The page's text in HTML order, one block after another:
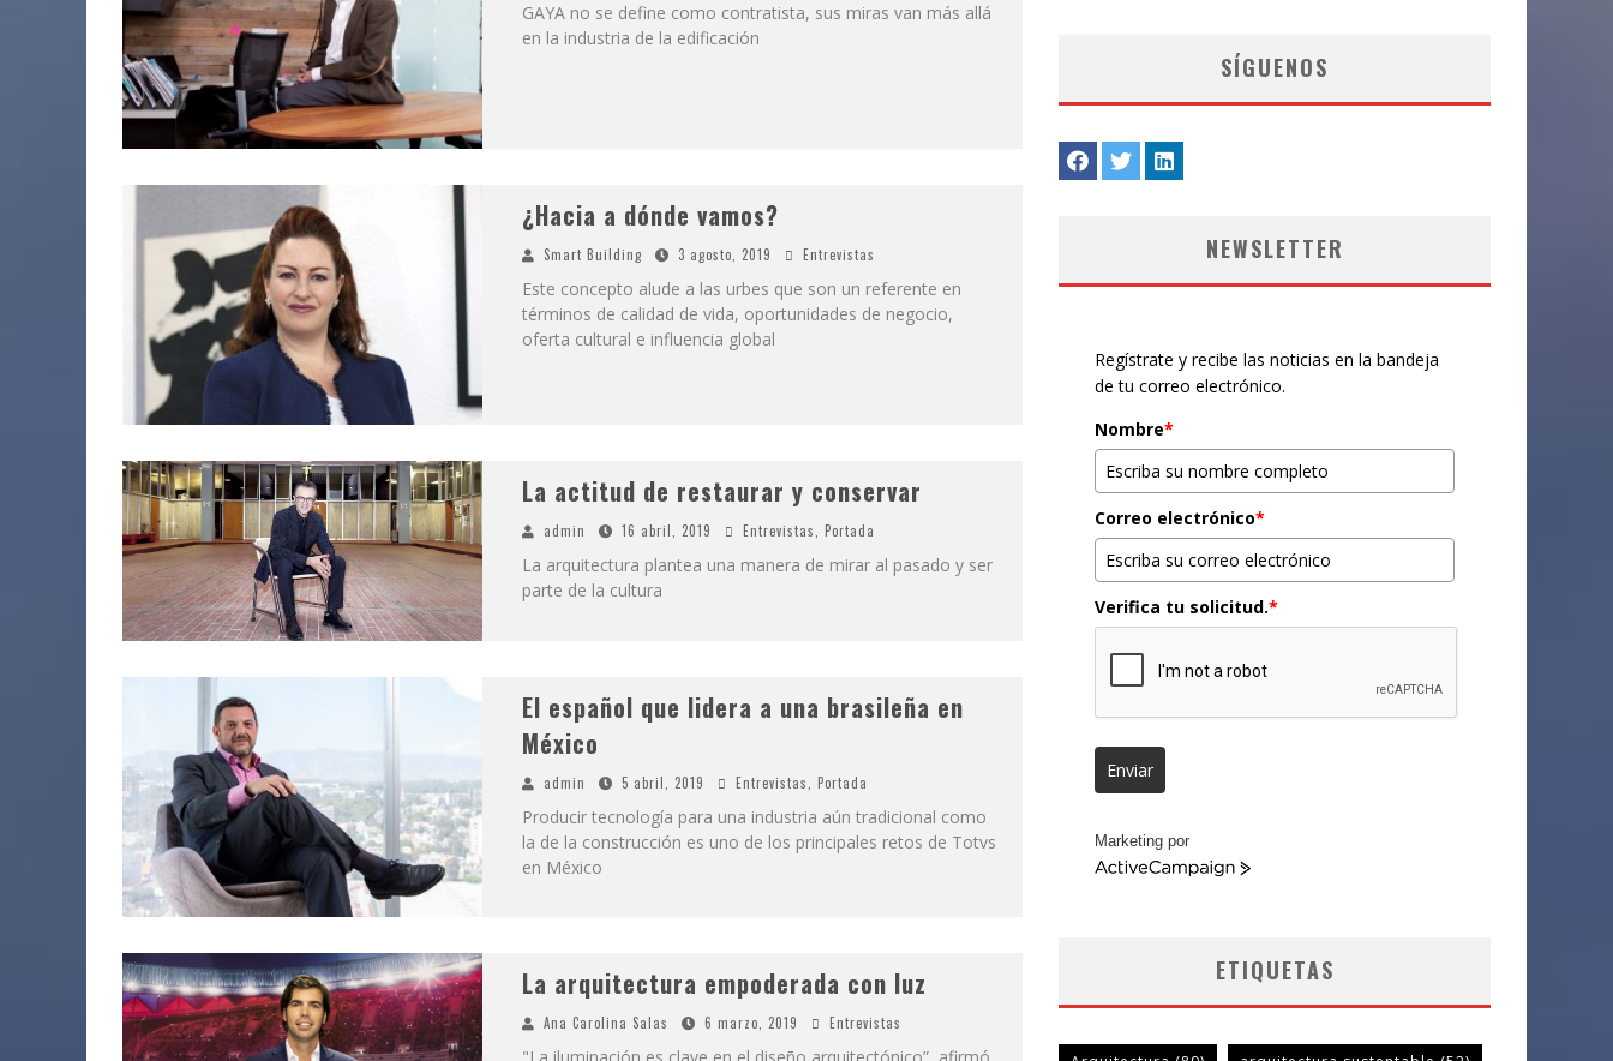
GAYA no se define como contratista, sus miras van más allá
en la industria de la edificación
¿Hacia a dónde vamos?
Smart Building 3 agosto, 2019 Entrevistas
Este concepto alude a las urbes que son un referente en
términos de calidad de vida, oportunidades de negocio,
oferta cultural e influencia global
La actitud de restaurar y conservar
admin 16 abril, 2019 Entrevistas Portada
La arquitectura plantea una manera de mirar al pasado y ser
parte de la cultura
El español que lidera a una brasileña en
México
admin 5 abril, 2019 Entrevistas, Portada
Producir tecnología para una industria aún tradicional como
la de la construcción es uno de los principales retos de Totvs
en México
La arquitectura empoderada con luz
Ana Carolina Salas 6 marzo, 2019 Entrevistas
SÍGUENOS
NEWSLETTER
Regístrate y recibe las noticias en la bandeja
de tu correo electrónico.
Nombre*
Correo electrónico*
Verifica tu solicitud.*
Enviar
Marketing por
ActiveCampaign
ETIQUETAS